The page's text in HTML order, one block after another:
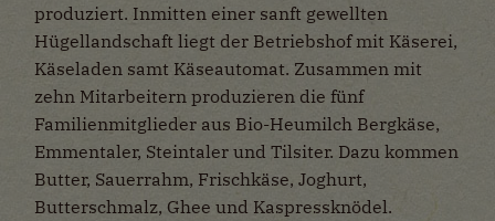
produziert. Inmitten einer sanft gewellten
Hügellandschaft liegt der Betriebshof mit Käserei,
Käseladen samt Käseautomat. Zusammen mit
zehn Mitarbeitern produzieren die fünf
Familienmitglieder aus Bio-Heumilch Bergkäse,
Emmentaler, Steintaler und Tilsiter. Dazu kommen
Butter, Sauerrahm, Frischkäse, Joghurt,
Butterschmalz, Ghee und Kaspressknödel.